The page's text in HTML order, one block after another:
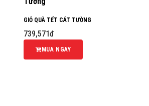
GIỎ QUÀ TẾT CÁT TƯỜNG
739,571đ
MUA NGAY